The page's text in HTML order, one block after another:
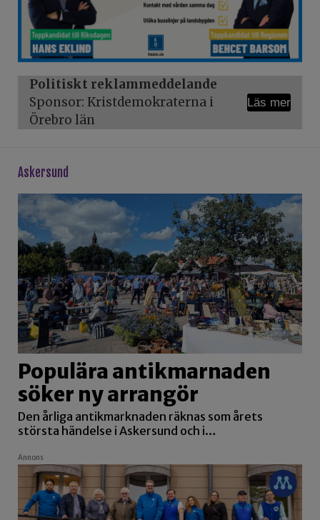
Politiskt reklammeddelande
Sponsor: Kristdemokraterna i
Örebro län
Läs mer
askersund
Populära antikmarnaden
söker ny arrangör
Den årliga antikmarknaden räknas som årets
största händelse i Askersund och i…
Annons